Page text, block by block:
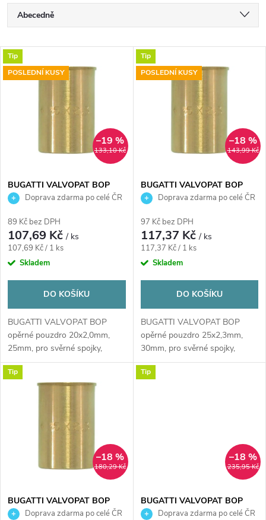
Ř
a
z
p
r
o
d
u
k
t
Abecedně
Nejdražší
Nejprodávanější
V
ý
s
p
r
o
u
k
t
Tip
POSLEDNÍ KUSY
133,10 Kč
–19 %
BUGATTI VALVOPAT BOP
opěrné pouzdro 20x2,0mm,
voda/plyn, mosaz
Doprava zdarma po celé ČR
89 Kč bez DPH
107,69 Kč/ ks
Měrná
cena:
107,69 Kč / 1 ks
Skladem
DO KOŠÍKU
BUGATTI VALVOPAT BOP
opěrné pouzdro 20x2,0mm,
25mm, pro svěrné spojky,
voda/plyn, mosaz
Tip
POSLEDNÍ KUSY
143,99 Kč
–18 %
BUGATTI VALVOPAT BOP
opěrné pouzdro 25x2,3mm,
voda/plyn, mosaz
Doprava zdarma po celé ČR
97 Kč bez DPH
117,37 Kč/ ks
Měrná
cena:
117,37 Kč / 1 ks
Skladem
DO KOŠÍKU
BUGATTI VALVOPAT BOP
opěrné pouzdro 25x2,3mm,
30mm, pro svěrné spojky,
voda/plyn, mosaz
Tip
180,29 Kč
–18 %
BUGATTI VALVOPAT BOP
opěrné pouzdro 32x3,0mm,
Doprava zdarma po celé ČR
Tip
235,95 Kč
–18 %
BUGATTI VALVOPAT BOP
opěrné pouzdro 40x3,7mm,
Doprava zdarma po celé ČR